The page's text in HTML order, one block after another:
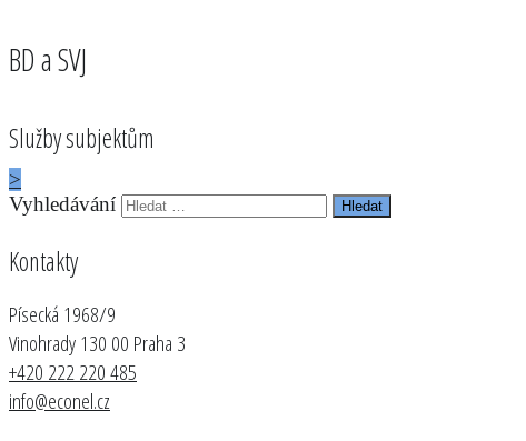
BD a SVJ
Služby subjektům
>
Vyhledávání
Kontakty
Písecká 1968/9
Vinohrady 130 00 Praha 3
+420 222 220 485
info@econel.cz